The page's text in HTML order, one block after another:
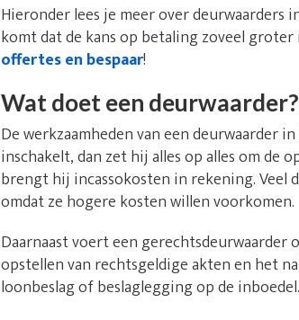
Hieronder lees je meer over deurwaarders
komt dat de kans op betaling zoveel
offertes en bespaar!
Wat doet een deurwaarder?
De werkzaamheden van een deurwaarder
inschakelt, dan zet hij alles op alles om de
brengt hij incassokosten in rekening. Veel
omdat ze hogere kosten willen voorkomen.
Daarnaast voert een
opstellen van rechtsgeldige akten en het
loonbeslag of beslaglegging op de inboedel.